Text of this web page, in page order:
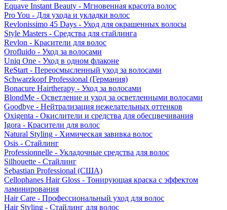
Equave Instant Beauty - Мгновенная красота волос
Pro You - Для ухода и укладки волос
Revlonissimo 45 Days - Уход для окрашенных волосы
Style Masters - Средства для стайлинга
Revlon - Красители для волос
Orofluido - Уход за волосами
Uniq One - Уход в одном флаконе
ReStart - Переосмысленный уход за волосами
Schwarzkopf Professional (Германия)
Bonacure Hairtherapy - Уход за волосами
BlondMe - Осветление и уход за осветленными волосами
Goodbye - Нейтрализация нежелательных оттенков
Oxigenta - Окислители и средства для обесцвечивания
Igora - Красители для волос
Natural Styling - Химическая завивка волос
Osis - Стайлинг
Professionnelle - Укладочные средства для волос
Silhouette - Стайлинг
Sebastian Professional (США)
Cellophanes Hair Gloss - Тонирующая краска с эффектом
ламинирования
Hair Care - Профессиональный уход для волос
Hair Styling - Стайлинг для волос